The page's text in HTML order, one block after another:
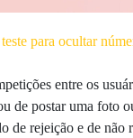
para ocultar
entre os
de postar uma foto
de rejeição e de